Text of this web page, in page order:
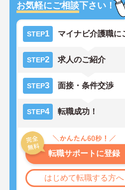
お気軽にご相談下さい！
STEP1 マイナビ介護職に
STEP2 求人のご紹介
STEP3 面接・条件交渉
STEP4 転職成功！
転職サポートに登録
はじめて転職する方へ